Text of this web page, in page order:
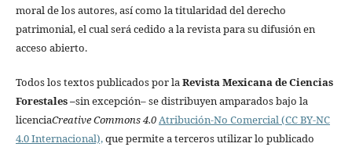
moral de los autores, así como la titularidad del derecho
patrimonial, el cual será cedido a la revista para su difusión en
acceso abierto.
Todos los textos publicados por laRevista Mexicana de Ciencias
Forestales–sin excepción– se distribuyen amparados bajo la
licenciaCreative Commons 4.0Atribución-No Comercial (CC BY-NC
4.0 Internacional),que permite a terceros utilizar lo publicado